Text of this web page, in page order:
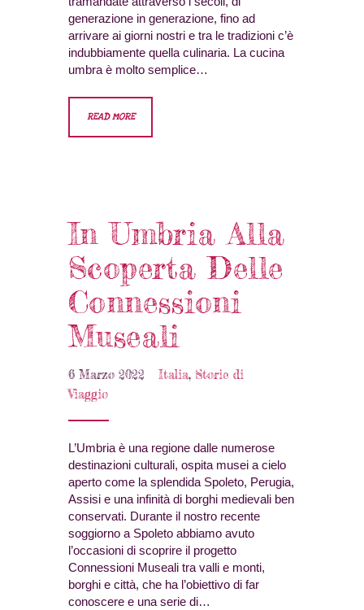
generazione in generazione, fino ad
arrivare ai giorni nostri e tra le tradizioni c’è
indubbiamente quella culinaria. La cucina
umbra è molto semplice…
READ MORE
In Umbria Alla
Scoperta Delle
Connessioni
Museali
6 Marzo 2022 Italia, Storie di
Viaggio
L’Umbria è una regione dalle numerose
destinazioni culturali, ospita musei a cielo
aperto come la splendida Spoleto, Perugia,
Assisi e una infinità di borghi medievali ben
conservati. Durante il nostro recente
soggiorno a Spoleto abbiamo avuto
l’occasioni di scoprire il progetto
Connessioni Museali tra valli e monti,
borghi e città, che ha l’obiettivo di far
conoscere e una serie di…